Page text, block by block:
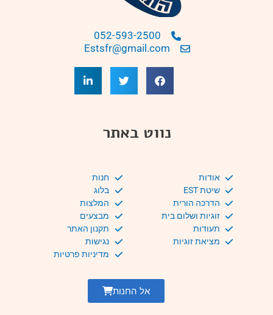
052-593-2500
Estsfr@gmail.com
נווט באתר
אודות
שיטת EST
הדרכה הורית
זוגיות ושלום בית
תעודות
מציאת זוגיות
חנות
בלוג
המלצות
מבצעים
תקנון האתר
נגישות
מדיניות פרטיות
אל החנות